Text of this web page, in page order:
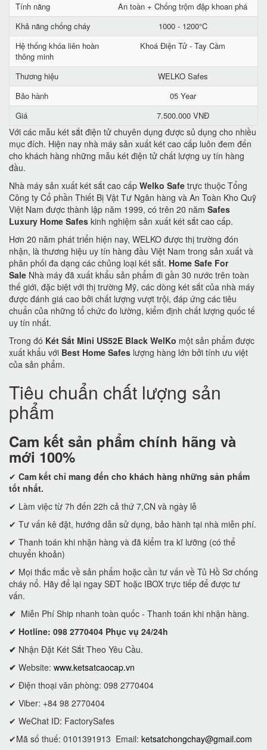
Tính năng
An toàn + Chống trộm đập khoan phá
Khả năng chống cháy
1000 - 1200°C
Hệ thống khóa liên hoàn
thông minh
Khoá Điện Tử - Tay Cầm
Thương hiệu
WELKO Safes
Bảo hành
05 Year
Giá
7.500.000 VNĐ
Với các mẫu két sắt điện tử chuyên dụng được sủ dụng cho nhiều
mục đích. Hiện nay nhà máy sản xuất két cao cấp luôn đem đến
cho khách hàng những mẫu két điện tử chất lượng uy tín hàng
đầu.
Nhà máy sản xuất két sắt cao cấp Welko Safe trực thuộc Tổng
Công ty Cổ phần Thiết Bị Vật Tư Ngân hàng và An Toàn Kho Quỹ
Việt Nam được thành lập năm 1999, có trên 20 năm Safes
Luxury Home Safes kinh nghiệm sản xuất két sắt cao cấp.
Hơn 20 năm phát triển hiện nay, WELKO được thị trường đón
nhận, là thương hiệu uy tín hàng đầu Việt Nam trong sản xuất và
phân phối đa dạng các chủng loại két sắt. Home Safe For
Sale Nhà máy đã xuất khẩu sản phẩm đi gần 30 nước trên toàn
thế giới, đặc biệt với thị trường Mỹ, các dòng két sắt của nhà máy
được đánh giá cao bởi chất lượng vượt trội, đáp ứng các tiêu
chuẩn của những tổ chức đo lường, kiểm định chất lượng quốc tế
uy tín nhất.
Trong đó Két Sắt Mini US52E Black WelKo một sản phẩm được
xuất khẩu với Best Home Safes lượng hàng lớn bởi tính ưu việt
của sản phẩm.
Tiêu chuẩn chất lượng sản
phẩm
Cam kết sản phẩm chính hãng và
mới 100%
✔ Cam kết chỉ mang đến cho khách hàng những sản phẩm
tốt nhất.
✔ Làm việc từ 7h đến 22h cả thứ 7,CN và ngày lễ
✔ Tư vấn kê đặt, hướng dẫn sử dụng, bảo hành tại nhà miễn phí.
✔ Thanh toán khi nhận hàng và đã kiểm tra kĩ lưỡng (có thể
chuyển khoản)
✔ Mọi thắc mắc về sản phẩm hoặc cần tư vấn về Tủ Hồ Sơ chống
cháy nổ. Hãy để lại ngay SĐT hoặc IBOX trực tiếp để được tư
vấn.
✔ Miễn Phí Ship nhanh toàn quốc - Thanh toán khi nhận hàng.
✔ Hotline: 098 2770404 Phục vụ 24/24h
✔ Nhận Đặt Két Sắt Theo Yêu Cầu.
✔ Website: www.ketsatcaocap.vn
✔ Điện thoại văn phòng: 098 2770404
✔ Viber: +84 98 2770404
✔ WeChat ID: FactorySafes
✔Mã số thuế: 0101391913 Email: ketsatchongchay@gmail.com